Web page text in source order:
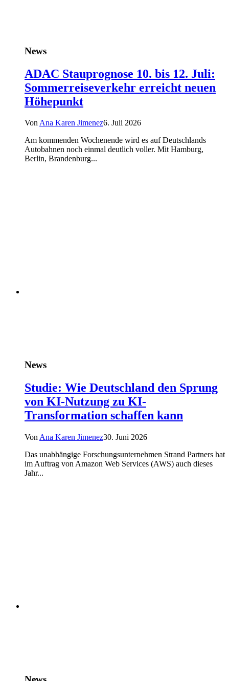
News
ADAC Stauprognose 10. bis 12. Juli:
Sommerreiseverkehr erreicht neuen
Höhepunkt
VonAna Karen Jimenez6. Juli 2026
Am kommenden Wochenende wird es auf Deutschlands
Autobahnen noch einmal deutlich voller. Mit Hamburg,
Berlin, Brandenburg...
News
Studie: Wie Deutschland den Sprung
von KI-Nutzung zu KI-
Transformation schaffen kann
Von Ana Karen Jimenez30. Juni 2026
Das unabhängige Forschungsunternehmen Strand Partners hat
im Auftrag von Amazon Web Services (AWS) auch dieses
Jahr...